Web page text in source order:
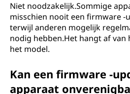
Niet noodzakelijk.Sommige
misschien nooit een firmware -
terwijl anderen mogelijk
nodig hebben.Het hangt af van
het model.
Kan een firmware -
apparaat